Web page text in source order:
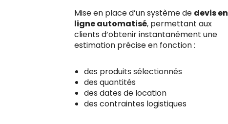
Mise en place d’un système de devis en
ligne automatisé, permettant aux
clients d’obtenir instantanément une
estimation précise en fonction :
des produits sélectionnés
des quantités
des dates de location
des contraintes logistiques